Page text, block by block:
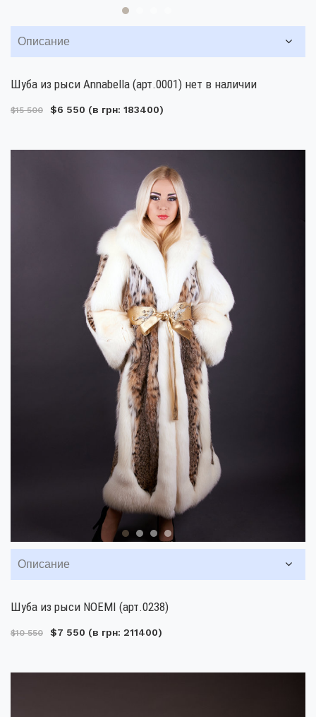
Описание
Шуба из рыси Annabella (арт.0001) нет в наличии
$15 500 $6 550 (в грн: 183400)
Описание
Шуба из рыси NOEMI (арт.0238)
$10 550 $7 550 (в грн: 211400)